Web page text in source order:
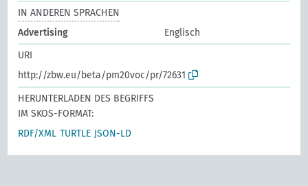
IN ANDEREN SPRACHEN
Advertising
Englisch
URI
http://zbw.eu/beta/pm20voc/pr/72631
HERUNTERLADEN DES BEGRIFFS
IM SKOS-FORMAT:
RDF/XML TURTLE JSON-LD